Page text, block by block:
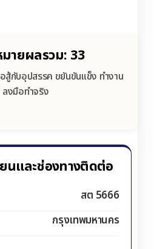
ายผลรวม: 33
สู้กับอุปสรรค ขยันขันแข็ง ทำงาน
ลงมือทำจริง
นและช่องทางติดต่อ
สต 5666
กรุงเทพมหานคร